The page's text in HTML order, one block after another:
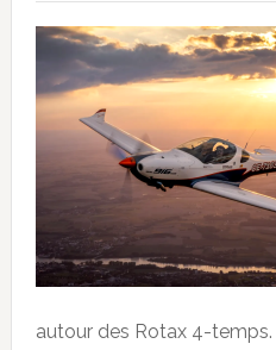
autour des Rotax 4-